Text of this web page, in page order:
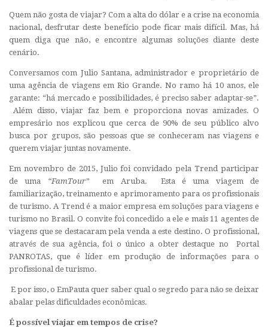
Quem não gosta de viajar? Com a alta do dólar e a crise na economia
nacional, desfrutar deste benefício pode ficar mais difícil. Mas, há
quem diga que não, e encontre algumas soluções diante deste
cenário.
Conversamos com Julio Santana, administrador e proprietário de
uma agência de viagens em Rio Grande. No ramo há 10 anos, ele
garante: “há mercado e possibilidades, é preciso saber adaptar-se”.
Além disso, viajar faz bem e proporciona novas amizades. O
empresário nos explicou que cerca de 90% de seu público alvo
busca por grupos, são pessoas que se conheceram nas viagens e
querem viajar juntas novamente.
Em novembro de 2015, Julio foi convidado pela Trend participar
de uma “FamTour”em Aruba. Esta é uma viagem de
familiarização, treinamento e aprimoramento para os profissionais
de turismo. A Trend é a maior empresa em soluções para viagens e
turismo no Brasil. O convite foi concedido a ele e mais 11 agentes de
viagens que se destacaram pela venda a este destino. O profissional,
através de sua agência, foi o único a obter destaque no Portal
PANROTAS, que é líder em produção de informações para o
profissional de turismo.
E por isso, o EmPauta quer saber qual o segredo para não se deixar
abalar pelas dificuldades econômicas.
É possível viajar em tempos de crise?